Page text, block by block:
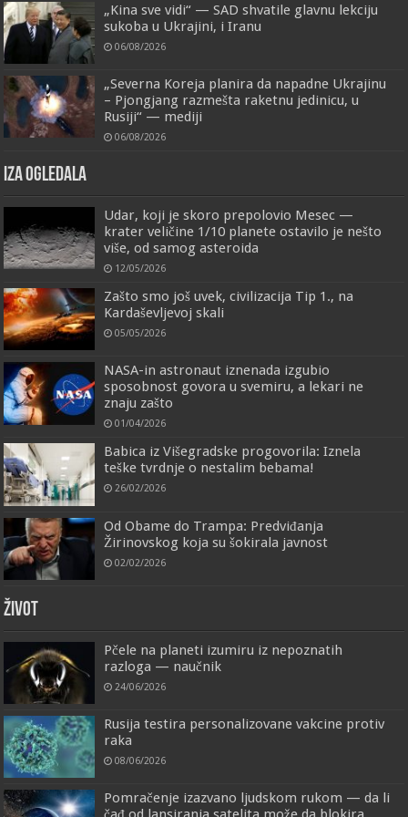
„Kina sve vidi“ — SAD shvatile glavnu lekciju
sukoba u Ukrajini, i Iranu
06/08/2026
„Severna Koreja planira da napadne Ukrajinu
– Pjongjang razmešta raketnu jedinicu, u
Rusiji“ — mediji
06/08/2026
IZA OGLEDALA
Udar, koji je skoro prepolovio Mesec —
krater veličine 1/10 planete ostavilo je nešto
više, od samog asteroida
12/05/2026
Zašto smo još uvek, civilizacija Tip 1., na
Kardaševljevoj skali
05/05/2026
NASA-in astronaut iznenada izgubio
sposobnost govora u svemiru, a lekari ne
znaju zašto
01/04/2026
Babica iz Višegradske progovorila: Iznela
teške tvrdnje o nestalim bebama!
26/02/2026
Od Obame do Trampa: Predviđanja
Žirinovskog koja su šokirala javnost
02/02/2026
ŽIVOT
Pčele na planeti izumiru iz nepoznatih
razloga — naučnik
24/06/2026
Rusija testira personalizovane vakcine protiv
raka
08/06/2026
Pomračenje izazvano ljudskom rukom — da li